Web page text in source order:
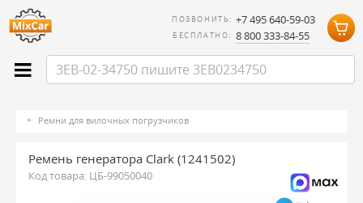
ПОЗВОНИТЬ: +7 495 640-59-03
БЕСПЛАТНО: 8 800 333-84-55
Ремни для вилочных погрузчиков
Ремень генератора Clark (1241502)
Код товара: ЦБ-99050040